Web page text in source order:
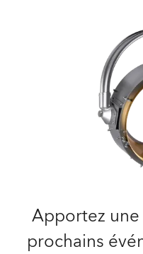
Apportez
prochains